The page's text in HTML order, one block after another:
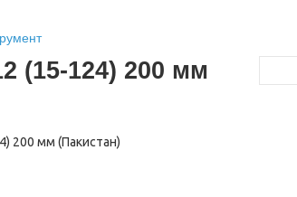
(15-124) 200 мм